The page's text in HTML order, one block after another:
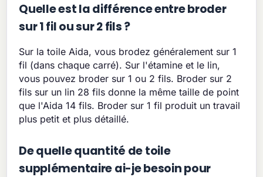
Quelle est la différence entre broder
sur 1 fil ou sur 2 fils ?
Sur la toile Aida, vous brodez généralement sur 1
fil (dans chaque carré). Sur l'étamine et le lin,
vous pouvez broder sur 1 ou 2 fils. Broder sur 2
fils sur un lin 28 fils donne la même taille de point
que l'Aida 14 fils. Broder sur 1 fil produit un travail
plus petit et plus détaillé.
De quelle quantité de toile
supplémentaire ai-je besoin pour